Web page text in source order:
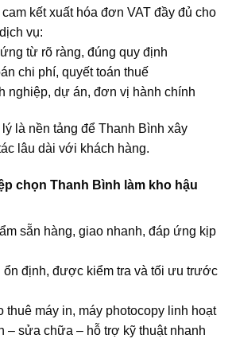
kết xuất hóa đơn VAT đầy đủ cho
vụ:
từ rõ ràng, đúng quy định
chi phí, quyết toán thuế
nghiệp, dự án, đơn vị hành chính
là nền tảng để Thanh Bình xây
lâu dài với khách hàng.
chọn Thanh Bình làm kho hậu
sẵn hàng, giao nhanh, đáp ứng kịp
ổn định, được kiểm tra và tối ưu trước
thuê máy in, máy photocopy linh hoạt
– sửa chữa – hỗ trợ kỹ thuật nhanh